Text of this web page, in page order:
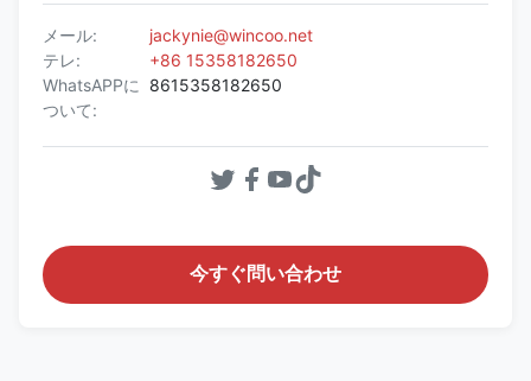
メール:
jackynie@wincoo.net
テレ:
+86 15358182650
WhatsAPPに
ついて:
8615358182650
今すぐ問い合わせ